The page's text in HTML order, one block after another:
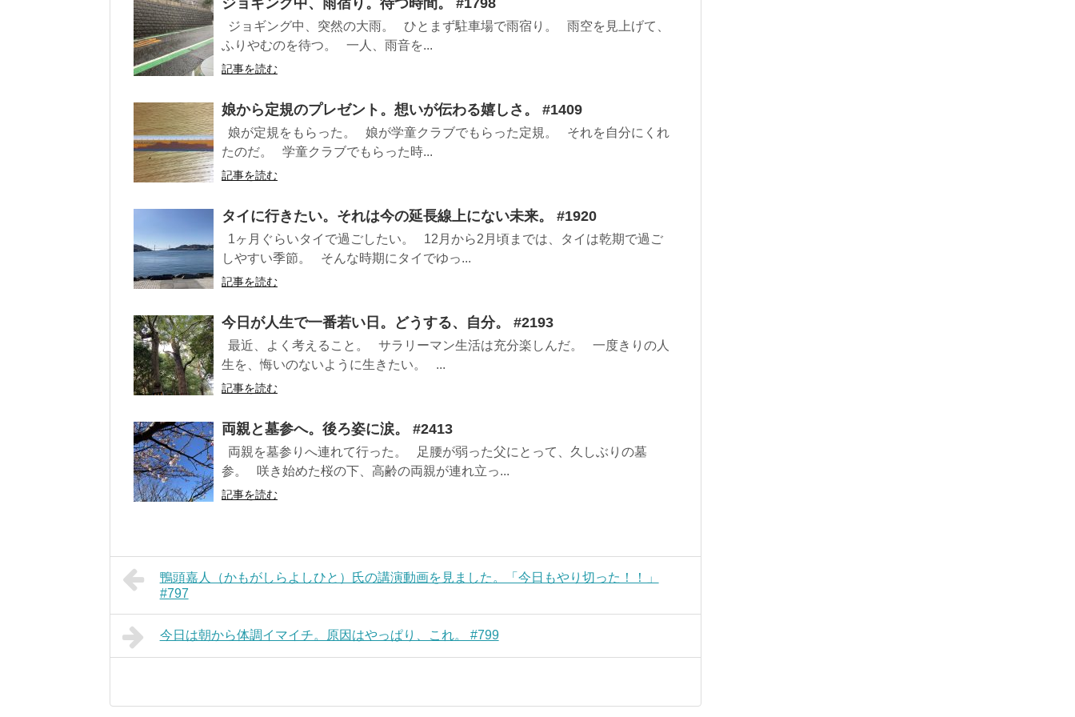
ジョギング中、雨宿り。待つ時間。 #1798
ジョギング中、突然の大雨。 ひとまず駐車場で雨宿り。 雨空を見上げて、
ふりやむのを待つ。 一人、雨音を...
記事を読む
娘から定規のプレゼント。想いが伝わる嬉しさ。 #1409
娘が定規をもらった。 娘が学童クラブでもらった定規。 それを自分にくれ
たのだ。 学童クラブでもらった時...
記事を読む
タイに行きたい。それは今の延長線上にない未来。 #1920
1ヶ月ぐらいタイで過ごしたい。 12月から2月頃までは、タイは乾期で過ご
しやすい季節。 そんな時期にタイでゆっ...
記事を読む
今日が人生で一番若い日。どうする、自分。 #2193
最近、よく考えること。 サラリーマン生活は充分楽しんだ。 一度きりの人
生を、悔いのないように生きたい。 ...
記事を読む
両親と墓参へ。後ろ姿に涙。 #2413
両親を墓参りへ連れて行った。 足腰が弱った父にとって、久しぶりの墓
参。 咲き始めた桜の下、高齢の両親が連れ立っ...
記事を読む
鴨頭嘉人（かもがしらよしひと）氏の講演動画を見ました。「今日もやり切った！！」
#797
今日は朝から体調イマイチ。原因はやっぱり、これ。 #799